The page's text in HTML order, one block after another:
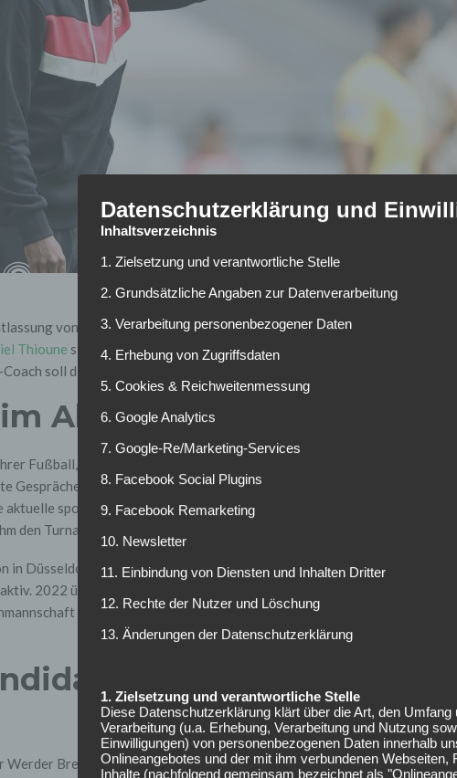
von Horst Steffen hat Werder Bremenam Mittwoch den neuen
Thioune steht ab sofort an der Seitenlinie bei den Grün-Weißen. Der
soll die Mannschaft aus der aktuellen Misere führen.
Abstiegskampf soll helfen
Fußball, Clemens Fritz, äußerte sich überzeugt von der Entscheidung für
Gespräche mit Daniel. Seine Idee vom Fußball, seine Art und seine
aktuelle sportliche Situation waren ausschlaggebend für die Entscheidung.
den Turnaround schaffen werden“, so Fritz.
in Düsseldorf bewiesen, dass er Abstiegskampf kann. Zuvor war er bereits
aktiv. 2022 übernahm der 51-Jährige die Fortuna im Tabellenkeller und
der 2. Liga. Auch in Bremen wird es aber erst einmal um den
standen nicht zur
Bremen in den vergangenen Tagen zunächst an anderen
Datenschutzerklärung und
Inhaltsverzeichnis
1. Zielsetzung und verantwortliche Stelle
2. Grundsätzliche Angaben zur Datenverarbeitung
3. Verarbeitung personenbezogener Daten
4. Erhebung von Zugriffsdaten
5. Cookies & Reichweitenmessung
6. Google Analytics
7. Google-Re/Marketing-Services
8. Facebook Social Plugins
9. Facebook Remarketing
10. Newsletter
11. Einbindung von Diensten und Inhalten Dritter
12. Rechte der Nutzer und Löschung
13. Änderungen der Datenschutzerklärung
1. Zielsetzung und verantwortliche Stelle
Diese Datenschutzerklärung klärt über die Art, den Umfang
Verarbeitung (u.a. Erhebung, Verarbeitung und Nutzung
Einwilligungen) von personenbezogenen Daten innerhalb
Onlineangebotes und der mit ihm verbundenen Webseiten,
Inhalte (nachfolgend gemeinsam bezeichnet als